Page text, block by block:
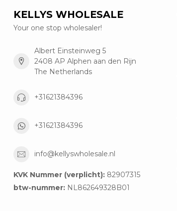
KELLYS WHOLESALE
Your one stop wholesaler!
Albert Einsteinweg 5
2408 AP Alphen aan den Rijn
The Netherlands
+31621384396
+31621384396
info@kellyswholesale.nl
KVK Nummer (verplicht): 82907315
btw-nummer: NL862649328B01